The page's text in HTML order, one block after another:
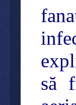
să